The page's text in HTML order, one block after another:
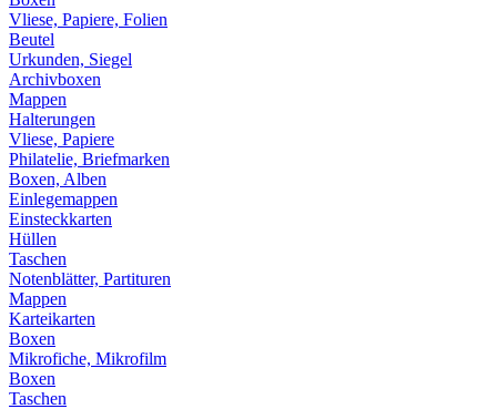
Vliese, Papiere, Folien
Beutel
Urkunden, Siegel
Archivboxen
Mappen
Halterungen
Vliese, Papiere
Philatelie, Briefmarken
Boxen, Alben
Einlegemappen
Einsteckkarten
Hüllen
Taschen
Notenblätter, Partituren
Mappen
Karteikarten
Boxen
Mikrofiche, Mikrofilm
Boxen
Taschen